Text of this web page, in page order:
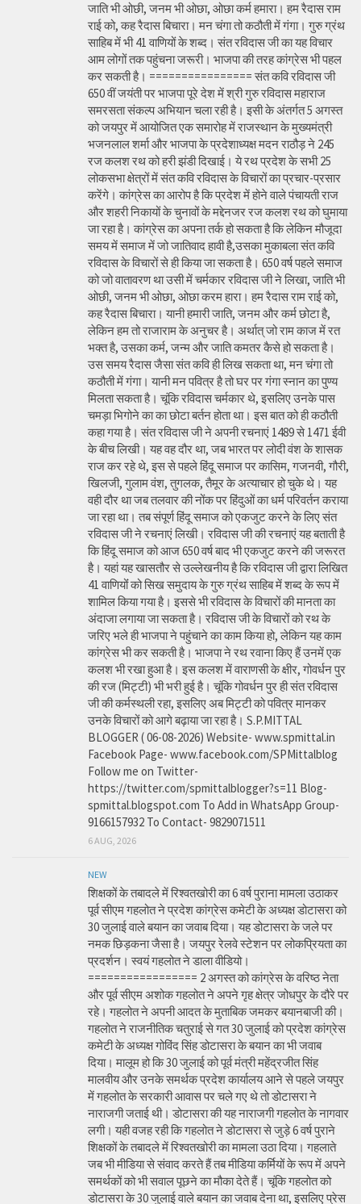
जाति भी ओछी, जनम भी ओछा, ओछा कर्म हमारा। हम रैदास राम
राई को, कह रैदास बिचारा। मन चंगा तो कठौती में गंगा। गुरु ग्रंथ
साहिब में भी 41 वाणियों के शब्द। संत रविदास जी का यह विचार
आम लोगों तक पहुंचना जरूरी। भाजपा की तरह कांग्रेस भी पहल
कर सकती है। ================ संत कवि रविदास जी
650 वीं जयंती पर भाजपा पूरे देश में श्री गुरु रविदास महाराज
समरसता संकल्प अभियान चला रही है। इसी के अंतर्गत 5 अगस्त
को जयपुर में आयोजित एक समारोह में राजस्थान के मुख्यमंत्री
भजनलाल शर्मा और भाजपा के प्रदेशाध्यक्ष मदन राठौड़ ने 245
रज कलश रथ को हरी झंडी दिखाई। ये रथ प्रदेश के सभी 25
लोकसभा क्षेत्रों में संत कवि रविदास के विचारों का प्रचार-प्रसार
करेंगे। कांग्रेस का आरोप है कि प्रदेश में होने वाले पंचायती राज
और शहरी निकायों के चुनावों के मद्देनजर रज कलश रथ को घुमाया
जा रहा है। कांग्रेस का अपना तर्क हो सकता है कि लेकिन मौजूदा
समय में समाज में जो जातिवाद हावी है,उसका मुकाबला संत कवि
रविदास के विचारों से ही किया जा सकता है। 650 वर्ष पहले समाज
को जो वातावरण था उसी में चर्मकार रविदास जी ने लिखा, जाति भी
ओछी, जनम भी ओछा, ओछा करम हारा। हम रैदास राम राई को,
कह रैदास बिचारा। यानी हमारी जाति, जनम और कर्म छोटा है,
लेकिन हम तो राजाराम के अनुचर है। अर्थात् जो राम काज में रत
भक्त है, उसका कर्म, जन्म और जाति कमतर कैसे हो सकता है।
उस समय रैदास जैसा संत कवि ही लिख सकता था, मन चंगा तो
कठौती में गंगा। यानी मन पवित्र है तो घर पर गंगा स्नान का पुण्य
मिलता सकता है। चूंकि रविदास चर्मकार थे, इसलिए उनके पास
चमड़ा भिगोने का का छोटा बर्तन होता था। इस बात को ही कठौती
कहा गया है। संत रविदास जी ने अपनी रचनाएं 1489 से 1471 ईवी
के बीच लिखी। यह वह दौर था, जब भारत पर लोदी वंश के शासक
राज कर रहे थे, इस से पहले हिंदू समाज पर कासिम, गजनवी, गौरी,
खिलजी, गुलाम वंश, तुगलक, तैमूर के अत्याचार हो चुके थे। यह
वही दौर था जब तलवार की नोंक पर हिंदुओं का धर्म परिवर्तन कराया
जा रहा था। तब संपूर्ण हिंदू समाज को एकजुट करने के लिए संत
रविदास जी ने रचनाएं लिखी। रविदास जी की रचनाएं यह बताती है
कि हिंदू समाज को आज 650 वर्ष बाद भी एकजुट करने की जरूरत
है। यहां यह खासतौर से उल्लेखनीय है कि रविदास जी द्वारा लिखित
41 वाणियोंं को सिख समुदाय के गुरु ग्रंथ साहिब में शब्द के रूप में
शामिल किया गया है। इससे भी रविदास के विचारों की मानता का
अंदाजा लगाया जा सकता है। रविदास जी के विचारों को रथ के
जरिए भले ही भाजपा ने पहुंचाने का काम किया हो, लेकिन यह काम
कांग्रेस भी कर सकती है। भाजपा ने रथ रवाना किए हैं उनमें एक
कलश भी रखा हुआ है। इस कलश में वाराणसी के क्षीर, गोवर्धन पुर
की रज (मिट्टी) भी भरी हुई है। चूंकि गोवर्धन पुर ही संत रविदास
जी की कर्मस्थली रहा, इसलिए अब मिट्टी को पवित्र मानकर
उनके विचारों को आगे बढ़ाया जा रहा है। S.P.MITTAL
BLOGGER ( 06-08-2026) Website- www.spmittal.in
Facebook Page- www.facebook.com/SPMittalblog
Follow me on Twitter-
https://twitter.com/spmittalblogger?s=11 Blog-
spmittal.blogspot.com To Add in WhatsApp Group-
9166157932 To Contact- 9829071511
6 AUG, 2026
NEW
शिक्षकों के तबादले में रिश्वतखोरी का 6 वर्ष पुराना मामला उठाकर
पूर्व सीएम गहलोत ने प्रदेश कांग्रेस कमेटी के अध्यक्ष डोटासरा को
30 जुलाई वाले बयान का जवाब दिया। यह डोटासरा के जले पर
नमक छिड़कना जैसा है। जयपुर रेलवे स्टेशन पर लोकप्रियता का
प्रदर्शन। स्वयं गहलोत ने डाला वीडियो।
================= 2 अगस्त को कांग्रेस के वरिष्ठ नेता
और पूर्व सीएम अशोक गहलोत ने अपने गृह क्षेत्र जोधपुर के दौरे पर
रहे। गहलोत ने अपनी आदत के मुताबिक जमकर बयानबाजी की।
गहलोत ने राजनीतिक चतुराई से गत 30 जुलाई को प्रदेश कांग्रेस
कमेटी के अध्यक्ष गोविंद सिंह डोटासरा के बयान का भी जवाब
दिया। मालूम हो कि 30 जुलाई को पूर्व मंत्री महेंद्रजीत सिंह
मालवीय और उनके समर्थक प्रदेश कार्यालय आने से पहले जयपुर
में गहलोत के सरकारी आवास पर चले गए थे तो डोटासरा ने
नाराजगी जताई थी। डोटासरा की यह नाराजगी गहलोत के नागवार
लगी। यही वजह रही कि गहलोत ने डोटासरा से जुड़े 6 वर्ष पुराने
शिक्षकों के तबादले में रिश्वतखोरी का मामला उठा दिया। गहलाते
जब भी मीडिया से संवाद करते हैं तब मीडिया कर्मियों के रूप में अपने
समर्थकों को भी सवाल पूछने का मौका देते हैं। चूंकि गहलोत को
डोटासरा के 30 जुलाई वाले बयान का जवाब देना था, इसलिए प्रेस